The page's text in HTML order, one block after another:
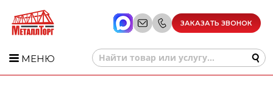
ЗАКАЗАТЬ ЗВОНОК
МЕНЮ